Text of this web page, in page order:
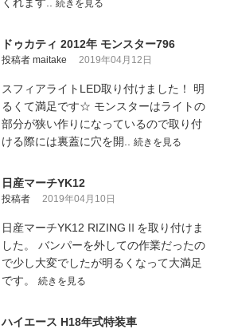
続きを見る
ドゥカティ 2012年 モンスター796
投稿者 maitake 2019年04月12日
スフィアライトLED取り付けました！ 明
るくて満足です☆ モンスターはライトの
部分が狭い作りになっているので取り付
ける際には裏蓋に穴を開.. 続きを見る
日産マーチYK12
投稿者 2019年04月10日
日産マーチYK12 RIZINGⅡを取り付けま
した。 バンパーを外しての作業だったの
で少し大変でしたが明るくなって大満足
です。 続きを見る
ハイエース H18年式特装車